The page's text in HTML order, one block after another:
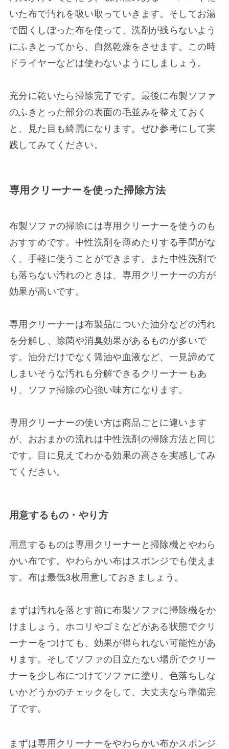
いた布で汚れを吸い取っていきます。そしてお湯
で固くしぼった布を使って、洗剤が残らないよう
にふきとってから、自然乾燥をさせます。この時
ドライヤーなどは使わないようにしましょう。
充分に乾いたら掃除完了です。最後に布製ソファ
のふきとった部分の表面の毛並みを整えておく
と、見た目も綺麗になります。ぜひ参考にして実
践してみてください。
専用クリーナーを使った掃除方法
布製ソファの掃除には専用クリーナーを使うのも
おすすめです。中性洗剤を薄めたりする手間がな
く、手軽に使うことができます。また中性洗剤で
も落ちない汚れのときは、専用クリーナーの方が
効果が高いです。
専用クリーナーは布製品についた油分などの汚れ
を分解し、除菌や消臭効果があるものが多いで
す。油分だけでなく醤油や血液など、一見諦めて
しまいそうな汚れも分解できるクリーナーもあ
り、ソファ掃除の心強い味方になります。
専用クリーナーの使い方は商品ごとに違います
が、おおまかの流れは中性洗剤の掃除方法と同じ
です。目に見えてわかる効果の高さを実感してみ
てください。
用意するもの・やり方
用意するものは専用クリーナーと掃除機とやわら
かい布です。やわらかい布はスポンジでも使えま
す。布は最低3枚用意しておきましょう。
まずは汚れを落とす前に布製ソファに掃除機をか
けましょう。ホコリやゴミなどがある状態でクリ
ーナーをつけても、効果が得られない可能性があ
ります。そしてソファの目立たない場所でクリー
ナーを少し布につけてソファに塗り、色落ちしな
いかどうかのチェックをして、大丈夫なら準備完
了です。
まずは専用クリーナーをやわらかい布かスポンジ